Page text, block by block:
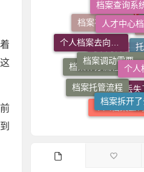
档案托管流程
档案补办流程
档案调动需要什么手续
个人档案去向查询
档案存放机构